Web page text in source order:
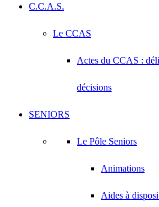
C.C.A.S.
Le CCAS
Actes du CCAS :
décisions
SENIORS
Le Pôle Seniors
Animations
Aides à